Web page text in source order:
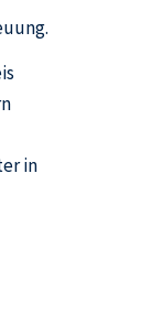
in